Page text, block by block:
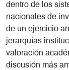
dentro de los
nacionales de
de un ejercicio
jerarquías
valoración
discusión más